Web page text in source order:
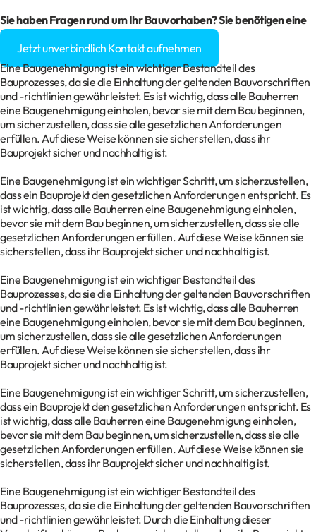
Sie haben Fragen rund um IhrBauvorhaben? Sie benötigen eine
Baugenehmigung?
Jetzt unverbindlich Kontakt aufnehmen
Eine Baugenehmigung ist ein wichtiger Bestandteil des
Bauprozesses, da sie die Einhaltung der geltenden Bauvorschriften
und -richtlinien gewährleistet. Es ist wichtig, dass alle Bauherren
eine Baugenehmigung einholen, bevor sie mit dem Bau beginnen,
um sicherzustellen, dass sie alle gesetzlichen Anforderungen
erfüllen. Auf diese Weise können sie sicherstellen, dass ihr
Bauprojekt sicher und nachhaltig ist.
Eine Baugenehmigung ist ein wichtiger Schritt, um sicherzustellen,
dass ein Bauprojekt den gesetzlichen Anforderungen entspricht. Es
ist wichtig, dass alle Bauherren eine Baugenehmigung einholen,
bevor sie mit dem Bau beginnen, um sicherzustellen, dass sie alle
gesetzlichen Anforderungen erfüllen. Auf diese Weise können sie
sicherstellen, dass ihr Bauprojekt sicher und nachhaltig ist.
Eine Baugenehmigung ist ein wichtiger Bestandteil des
Bauprozesses, da sie die Einhaltung der geltenden Bauvorschriften
und -richtlinien gewährleistet. Es ist wichtig, dass alle Bauherren
eine Baugenehmigung einholen, bevor sie mit dem Bau beginnen,
um sicherzustellen, dass sie alle gesetzlichen Anforderungen
erfüllen. Auf diese Weise können sie sicherstellen, dass ihr
Bauprojekt sicher und nachhaltig ist.
Eine Baugenehmigung ist ein wichtiger Schritt, um sicherzustellen,
dass ein Bauprojekt den gesetzlichen Anforderungen entspricht. Es
ist wichtig, dass alle Bauherren eine Baugenehmigung einholen,
bevor sie mit dem Bau beginnen, um sicherzustellen, dass sie alle
gesetzlichen Anforderungen erfüllen. Auf diese Weise können sie
sicherstellen, dass ihr Bauprojekt sicher und nachhaltig ist.
Eine Baugenehmigung ist ein wichtiger Bestandteil des
Bauprozesses, da sie die Einhaltung der geltenden Bauvorschriften
und -richtlinien gewährleistet. Durch die Einhaltung dieser